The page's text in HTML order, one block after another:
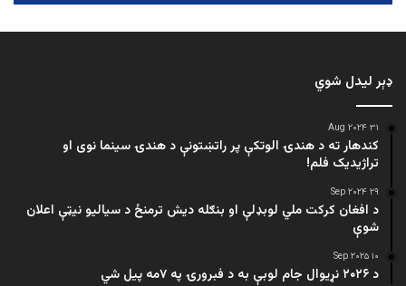
ډېر لیدل شوي
۳۱ Aug ۲۰۲۴
کندهار ته د هندۍ الوتکې پر راتښتونې د هندۍ سینما نوی او
تراژيديک فلم!
۲۹ Sep ۲۰۲۴
د افغان کرکت ملي لوبډلې او بنګله دیش ترمنځ د سیالیو نیټې اعلان
شوې
۱۰ Sep ۲۰۲۵
د ۲۰۲۶ نړیوال جام لوبې به د فبرورۍ په ۷مه پیل شي